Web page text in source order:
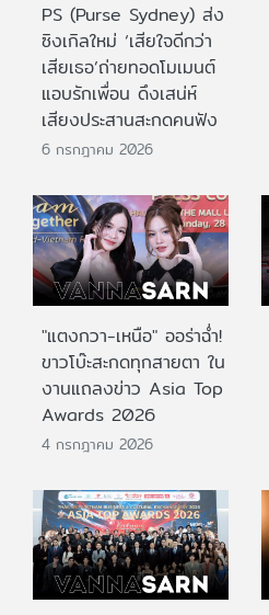
PS (Purse Sydney) ส่ง
ซิงเกิลใหม่ ‘เสียใจดีกว่า
เสียเธอ’ถ่ายทอดโมเมนต์
แอบรักเพื่อน ดึงเสน่ห์
เสียงประสานสะกดคนฟัง
6 กรกฎาคม 2026
"แตงกวา-เหนือ" ออร่าฉ่ำ!
ขาวโบ๊ะสะกดทุกสายตา ใน
งานแถลงข่าว Asia Top
Awards 2026
4 กรกฎาคม 2026